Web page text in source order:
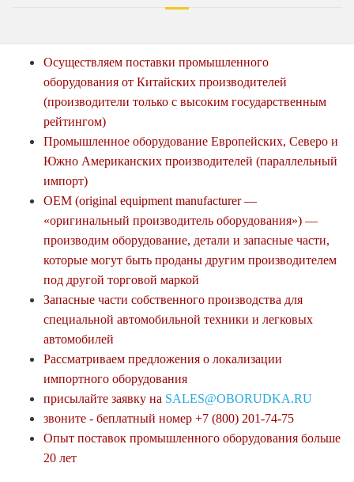
Осуществляем поставки промышленного
оборудования от Китайских производителей
(производители только с высоким государственным
рейтингом)
Промышленное оборудование Европейских, Северо и
Южно Американских производителей (параллельный
импорт)
OEM (original equipment manufacturer —
«оригинальный производитель оборудования») —
производим оборудование, детали и запасные части,
которые могут быть проданы другим производителем
под другой торговой маркой
Запасные части собственного производства для
специальной автомобильной техники и легковых
автомобилей
Рассматриваем предложения о локализации
импортного оборудования
присылайте заявку на SALES@OBORUDKA.RU
звоните - беплатный номер +7 (800) 201-74-75
Опыт поставок промышленного оборудования больше
20 лет